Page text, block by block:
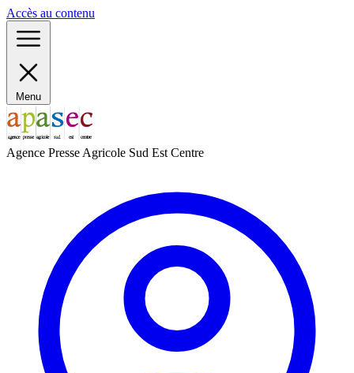
Accès au contenu
Menu
Agence Presse Agricole Sud Est Centre
Panneau de gestion des cookies